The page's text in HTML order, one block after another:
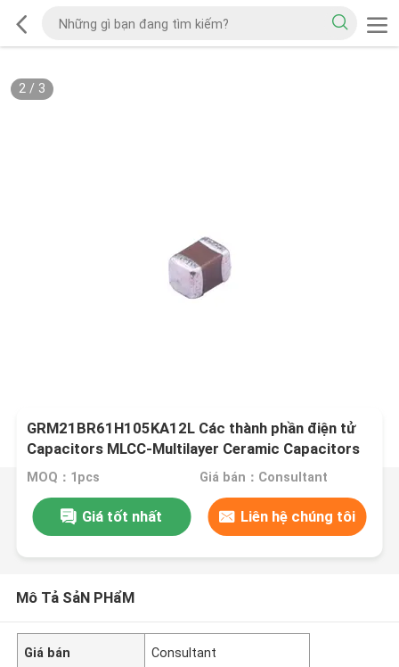
2/ 3
GRM21BR61H105KA12L Các thành phần điện tử
Capacitors MLCC-Multilayer Ceramic Capacitors
MOQ：1pcs Giá bán：Consultant
Giá tốt nhất Liên hệ chúng tôi
Mô Tả SảN PHẩM
Giá bán Consultant